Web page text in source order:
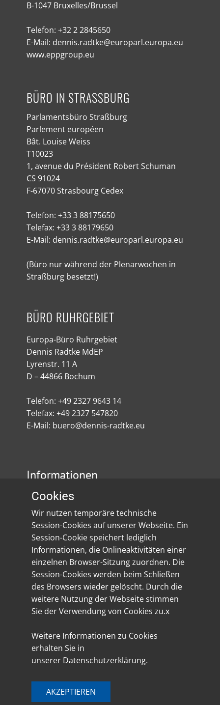
B-1047 Bruxelles/Brussel
Telefon: +32 2 2845650
E-Mail: dennis.radtke@europarl.europa.eu
www.eppgroup.eu
BÜRO IN STRASSBURG
Parlamentsbüro Straßburg
Parlement européen
Bât. Louise Weiss
T10023
1, avenue du Président Robert Schuman
CS 91024
F-67070 Strasbourg Cedex
Telefon: +33 3 88175650
Telefax: +33 3 88179650
E-Mail: dennis.radtke@europarl.europa.eu
(Büro nur während der Plenarwochen in
Straßburg besetzt!)
BÜRO RUHRGEBIET
Europa-Büro Ruhrgebiet
Dennis Radtke MdEP
Lyrenstr. 11 A
D – 44866 Bochum
Telefon: +49 2327 9643 14
Telefax: +49 2327 547820
E-Mail: buero@dennis-radtke.eu
Informationen
Impressum
Datenschutz
Social Media
Cookies
Wir nutzen temporäre technische
Session-Cookies auf unserer Webseite. Ein
Session-Cookie speichert lediglich
Informationen, die Onlineaktivitäten einer
einzelnen Browser-Sitzung zuordnen. Die
Session-Cookies werden beim Schließen
des Browsers wieder gelöscht. Durch die
weitere Nutzung der Webseite stimmen
Sie der Verwendung von Cookies zu.x
Weitere Informationen zu Cookies
erhalten Sie in
unserer Datenschutzerklärung.
AKZEPTIEREN